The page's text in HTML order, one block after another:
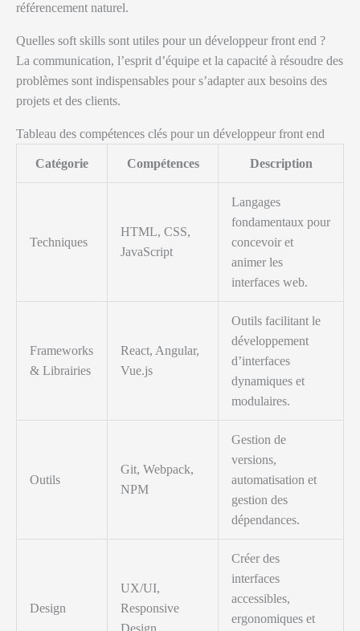
référencement naturel.
Quelles soft skills sont utiles pour un développeur front end ?
La communication, l’esprit d’équipe et la capacité à résoudre des
problèmes sont indispensables pour s’adapter aux besoins des
projets et des clients.
Tableau des compétences clés pour un développeur front end
Catégorie Compétences Description
Techniques
HTML, CSS,
JavaScript
Langages
fondamentaux pour
concevoir et
animer les
interfaces web.
Frameworks
& Librairies
React, Angular,
Vue.js
Outils facilitant le
développement
d’interfaces
dynamiques et
modulaires.
Outils
Git, Webpack,
NPM
Gestion de
versions,
automatisation et
gestion des
dépendances.
Design
UX/UI,
Responsive
Design
Créer des
interfaces
accessibles,
ergonomiques et